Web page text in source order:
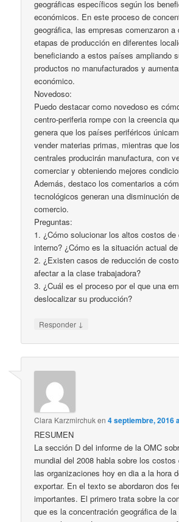
geográficas específicos según los
económicos. En este proceso de
geográfica, las empresas comenzaron a
etapas de producción en diferentes
beneficiando a estos países ampliando
productos no manufacturados y
económico.
Novedoso:
Puedo destacar como novedoso es
centro-periferia rompe con la creencia
genera que los países periféricos
vender materias primas, mientras que
centrales producirán manufactura, con
comerciar y obteniendo mejores
Además, destaco los comentarios a
tecnológicos generan una disminución
comercio.
Preguntas:
1. ¿Cómo solucionar los altos costos de
interno? ¿Cómo es la situación actual
2. ¿Existen casos de reducción de
afectar a la clase trabajadora?
3. ¿Cuál es el proceso por el que una
deslocalizar su producción?
Responder ↓
Clara Karzmirchuken4 septiembre, 2016
RESUMEN
La sección D del informe de la OMC
mundial del 2008 habla sobre los costos
las organizaciones hoy en dia a la hora
exportar. En el texto se abordaron dos
importantes. El primero trata sobre la
que es la concentración geográfica de